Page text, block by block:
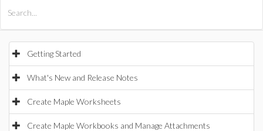
Getting Started
What's New and Release Notes
Create Maple Worksheets
Create Maple Workbooks and Manage Attachments